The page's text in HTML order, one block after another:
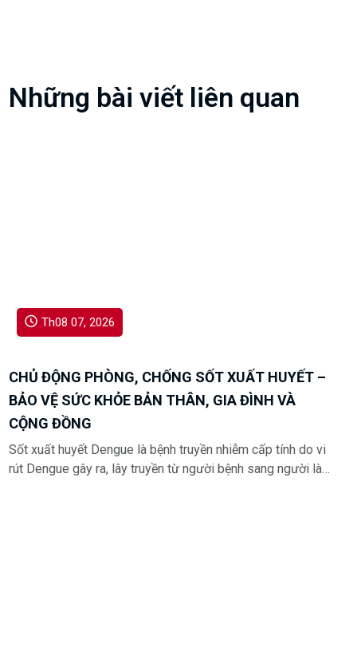
Những bài viết liên quan
Th08 07, 2026
CHỦ ĐỘNG PHÒNG, CHỐNG SỐT XUẤT HUYẾT –
BẢO VỆ SỨC KHỎE BẢN THÂN, GIA ĐÌNH VÀ
CỘNG ĐỒNG
Sốt xuất huyết Dengue là bệnh truyền nhiễm cấp tính do vi
rút Dengue gây ra, lây truyền từ người bệnh sang người lành